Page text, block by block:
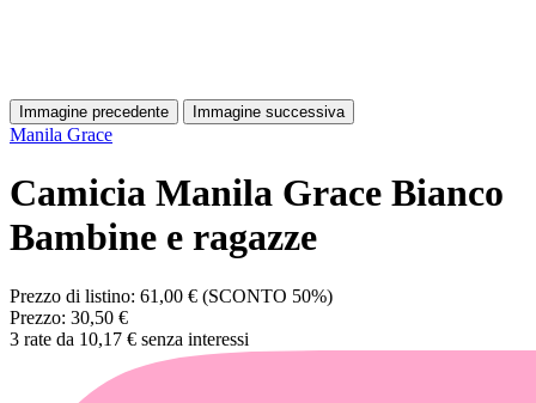
Immagine precedente Immagine successiva
Manila Grace
Camicia Manila Grace Bianco
Bambine e ragazze
Prezzo di listino: 61,00 € (SCONTO 50%)
Prezzo: 30,50 €
3 rate da 10,17 € senza interessi